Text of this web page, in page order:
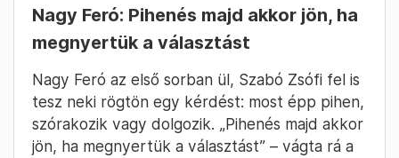
Nagy Feró: Pihenés majd akkor jön, ha
megnyertük a választást
Nagy Feró az első sorban ül, Szabó Zsófi fel is
tesz neki rögtön egy kérdést: most épp pihen,
szórakozik vagy dolgozik. „Pihenés majd akkor
jön, ha megnyertük a választást” – vágta rá a